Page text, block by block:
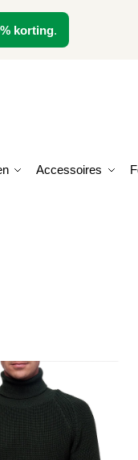
korting.
Accessoires